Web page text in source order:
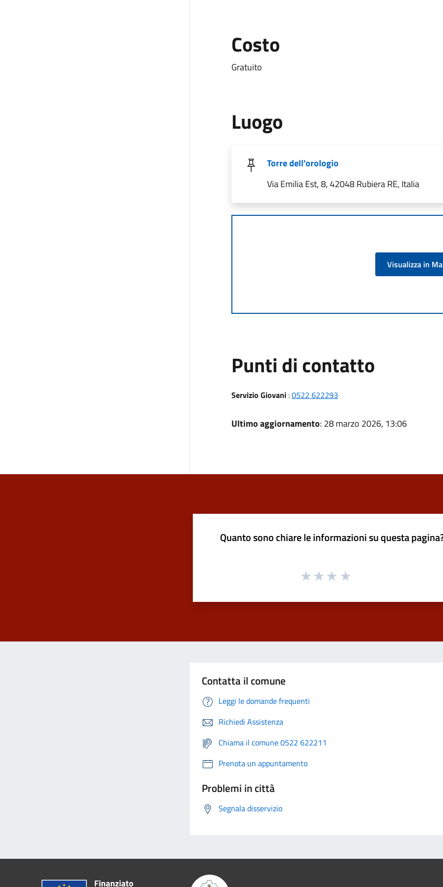
Costo
Gratuito
Luogo
Torre dell'orologio
Via Emilia Est, 8, 42048 Rubiera RE, Italia
Visualizza in
Punti di contatto
Servizio Giovani:0522 622293
Ultimo aggiornamento: 28 marzo 2026, 13:06
Quanto sono chiare le informazioni su questa
Contatta il comune
Leggi le domande frequenti
Richiedi Assistenza
Chiama il comune 0522 622211
Prenota un appuntamento
Problemi in città
Segnala disservizio